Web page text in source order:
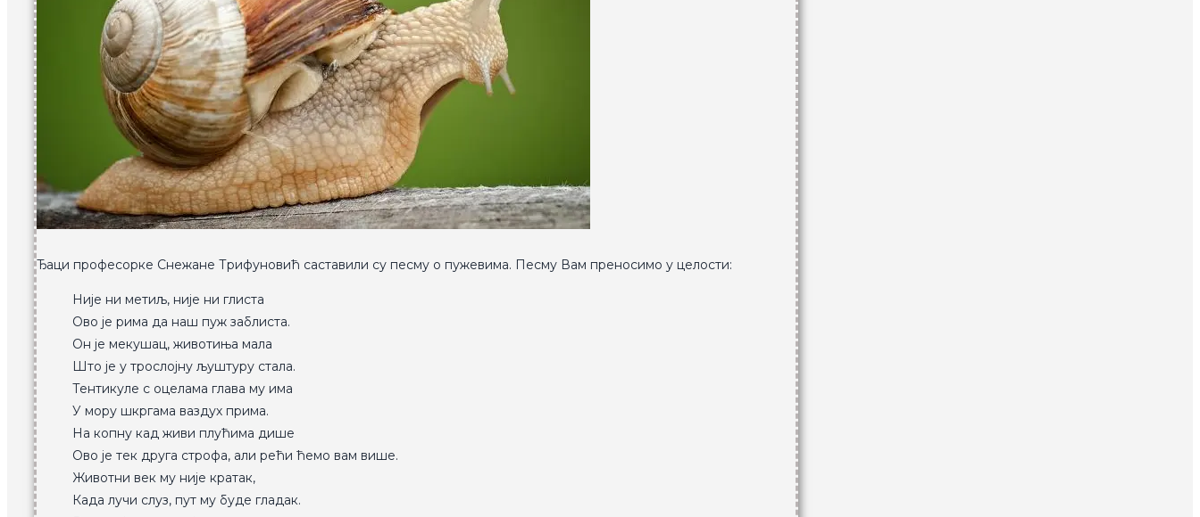
Ђаци професорке Снежане Трифуновић саставили су песму о пужевима. Песму Вам преносимо у целости:
Није ни метиљ, није ни глиста
Ово је рима да наш пуж заблиста.
Он је мекушац, животиња мала
Што је у трослојну љуштуру стала.
Тентикуле с оцелама глава му има
У мору шкргама ваздух прима.
На копну кад живи плућима дише
Ово је тек друга строфа, али рећи ћемо вам више.
Животни век му није кратак,
Када лучи слуз, пут му буде гладак.